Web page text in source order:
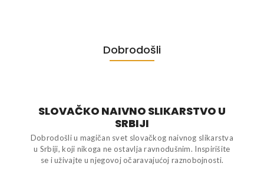
Dobrodošli
SLOVAČKO NAIVNO SLIKARSTVO U
SRBIJI
Dobrodošli u magičan svet slovačkog naivnog slikarstva
u Srbiji, koji nikoga ne ostavlja ravnodušnim. Inspirišite
se i uživajte u njegovoj očaravajućoj raznobojnosti.